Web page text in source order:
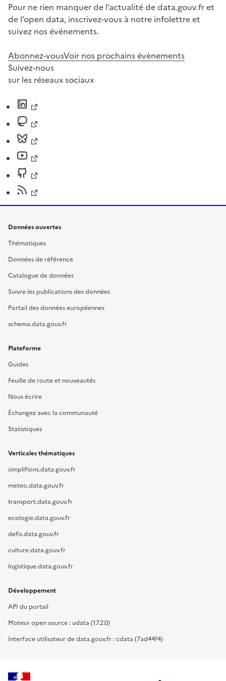
Pour ne rien manquer de l’actualité de data.gouv.fr et
de l’open data, inscrivez-vous à notre infolettre et
suivez nos événements.
Abonnez-vousVoir nos prochains évènements
Suivez-nous
sur les réseaux sociaux
Données ouvertes
Thématiques
Données de référence
Catalogue de données
Suivre les publications des données
Portail des données européennes
schema.data.gouv.fr
Plateforme
Guides
Feuille de route et nouveautés
Nous écrire
Échangez avec la communauté
Statistiques
Verticales thématiques
simplifions.data.gouv.fr
meteo.data.gouv.fr
transport.data.gouv.fr
ecologie.data.gouv.fr
defis.data.gouv.fr
culture.data.gouv.fr
logistique.data.gouv.fr
Développement
API du portail
Moteur open source : udata (17.2.0)
Interface utilisateur de data.gouv.fr : cdata (7ad44f4)